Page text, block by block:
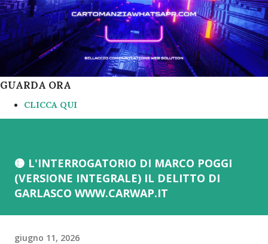
GUARDA ORA
CLICCA QUI
🟡 L'INTERROGATORIO DI MARCO POGGI
(VERSIONE INTEGRALE) IL DELITTO DI
GARLASCO WWW.CARWAP.IT
giugno 11, 2026